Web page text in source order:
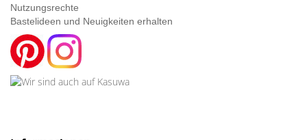
Nutzungsrechte
Bastelideen und Neuigkeiten erhalten